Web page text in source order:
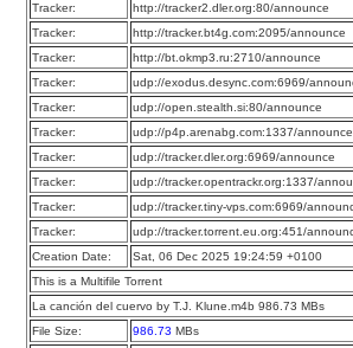
Tracker:
http://tracker2.dler.org:80/announce
Tracker:
http://tracker.bt4g.com:2095/announce
Tracker:
http://bt.okmp3.ru:2710/announce
Tracker:
udp://exodus.desync.com:6969/
Tracker:
udp://open.stealth.si:80/announce
Tracker:
udp://p4p.arenabg.com:1337/announce
Tracker:
udp://tracker.dler.org:6969/announce
Tracker:
udp://tracker.opentrackr.org:1337/
Tracker:
udp://tracker.tiny-vps.com:6969/
Tracker:
udp://tracker.torrent.eu.org:451/
Creation Date:
Sat, 06 Dec 2025 19:24:59 +0100
This is a Multifile Torrent
La canción del cuervo by T.J. Klune.m4b 986.73 MBs
File Size:
986.73 MBs